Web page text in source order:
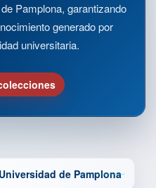
Pamplona, garantizando
generado por
universitaria.
de Pamplona